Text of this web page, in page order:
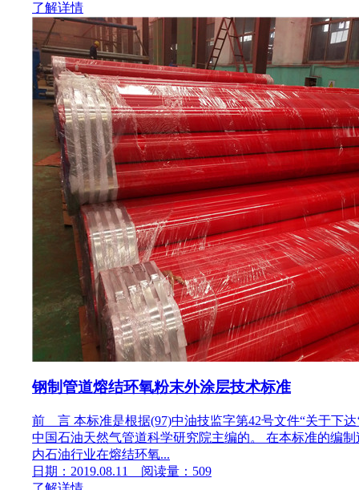
了解详情
钢制管道熔结环氧粉末外涂层技术标准
前 言 本标准是根据(97)中油技监字第42号文件“关于下
中国石油天然气管道科学研究院主编的。 在本标准的编
内石油行业在熔结环氧...
日期：2019.08.11 阅读量：509